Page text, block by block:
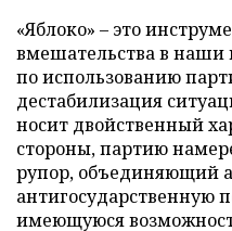
«Яблоко» – это
вмешательства в наши
по использованию
дестабилизация
носит двойственный
стороны, партию
рупор, объединяющий
антигосударственную
имеющуюся